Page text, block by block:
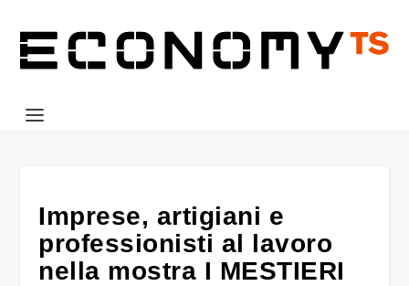
Imprese, artigiani e
professionisti al lavoro
nella mostra I MESTIERI